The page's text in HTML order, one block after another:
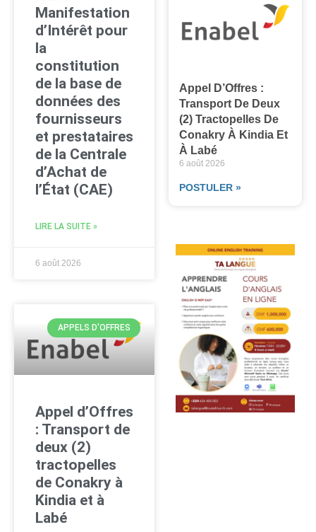
Manifestation
d’Intérêt pour
la
constitution
de la base de
données des
fournisseurs
et prestataires
de la Centrale
d’Achat de
l’État (CAE)
LIRE LA SUITE »
6 août 2026
APPELS D'OFFRES
Appel d’Offres
: Transport de
deux (2)
tractopelles
de Conakry à
Kindia et à
Labé
Appel D’Offres :
Transport De Deux
(2) Tractopelles De
Conakry À Kindia Et
À Labé
6 août 2026
POSTULER »